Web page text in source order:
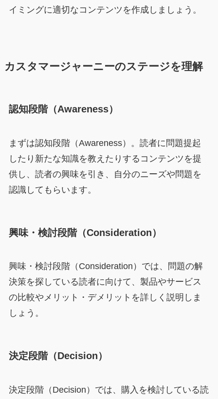
イミングに適切なコンテンツを作成しましょう。
カスタマージャーニーのステージを理解
認知段階（Awareness）
まずは認知段階（Awareness）。読者に問題提起
したり新たな知識を教えたりするコンテンツを提
供し、読者の興味を引き、自分のニーズや問題を
認識してもらいます。
興味・検討段階（Consideration）
興味・検討段階（Consideration）では、問題の解
決策を探している読者に向けて、製品やサービス
の比較やメリット・デメリットを詳しく説明しま
しょう。
決定段階（Decision）
決定段階（Decision）では、購入を検討している読